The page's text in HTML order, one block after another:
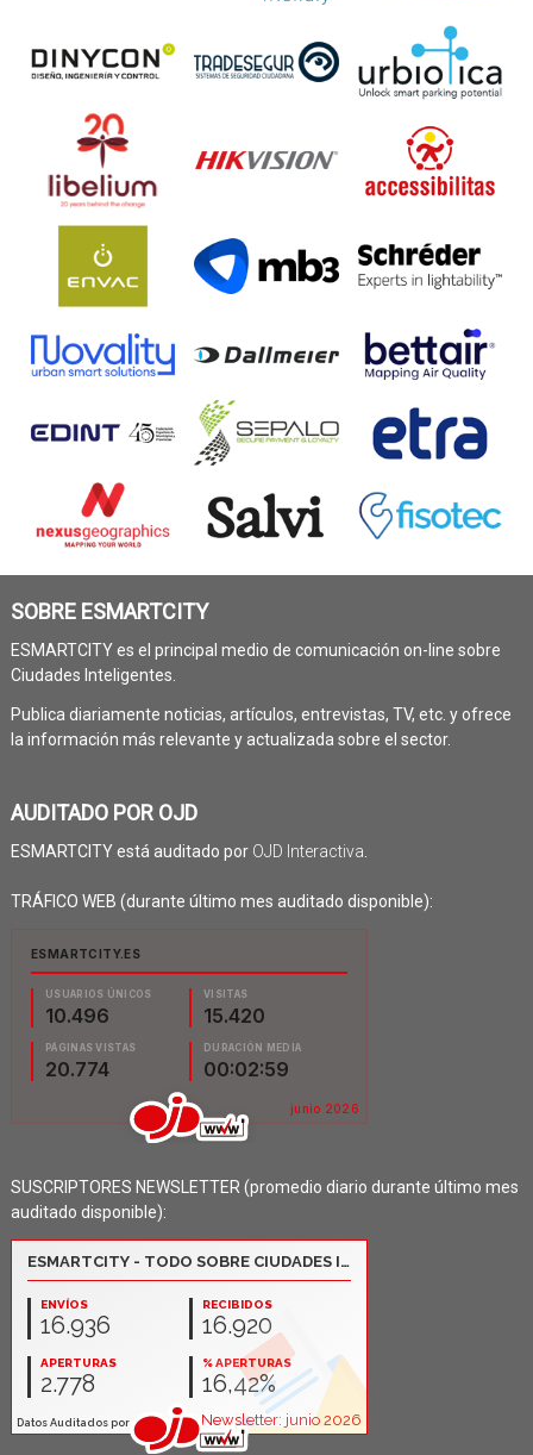
SOBRE ESMARTCITY
ESMARTCITY es el principal medio de comunicación on-line sobre
Ciudades Inteligentes.
Publica diariamente noticias, artículos, entrevistas, TV, etc. y ofrece
la información más relevante y actualizada sobre el sector.
AUDITADO POR OJD
ESMARTCITY está auditado por OJD Interactiva
TRÁFICO WEB (durante último mes auditado disponible):
SUSCRIPTORES NEWSLETTER (promedio diario durante último mes
auditado disponible):